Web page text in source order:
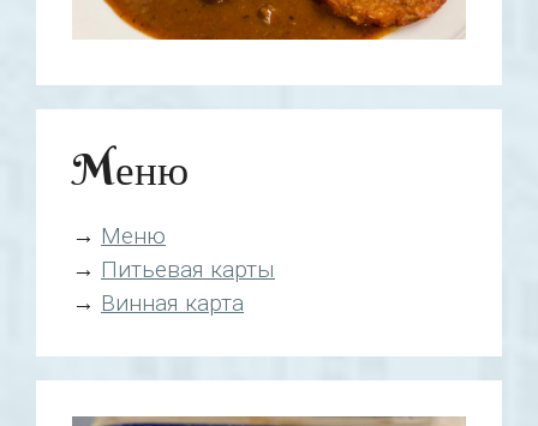
Mеню
→ Mеню
→ Питьевая карты
→ Винная карта